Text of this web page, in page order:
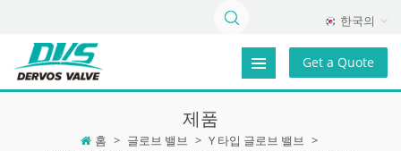
한국의
Get a Quote
제품
홈 > 글로브 밸브 > Y 타입 글로브 밸브 >